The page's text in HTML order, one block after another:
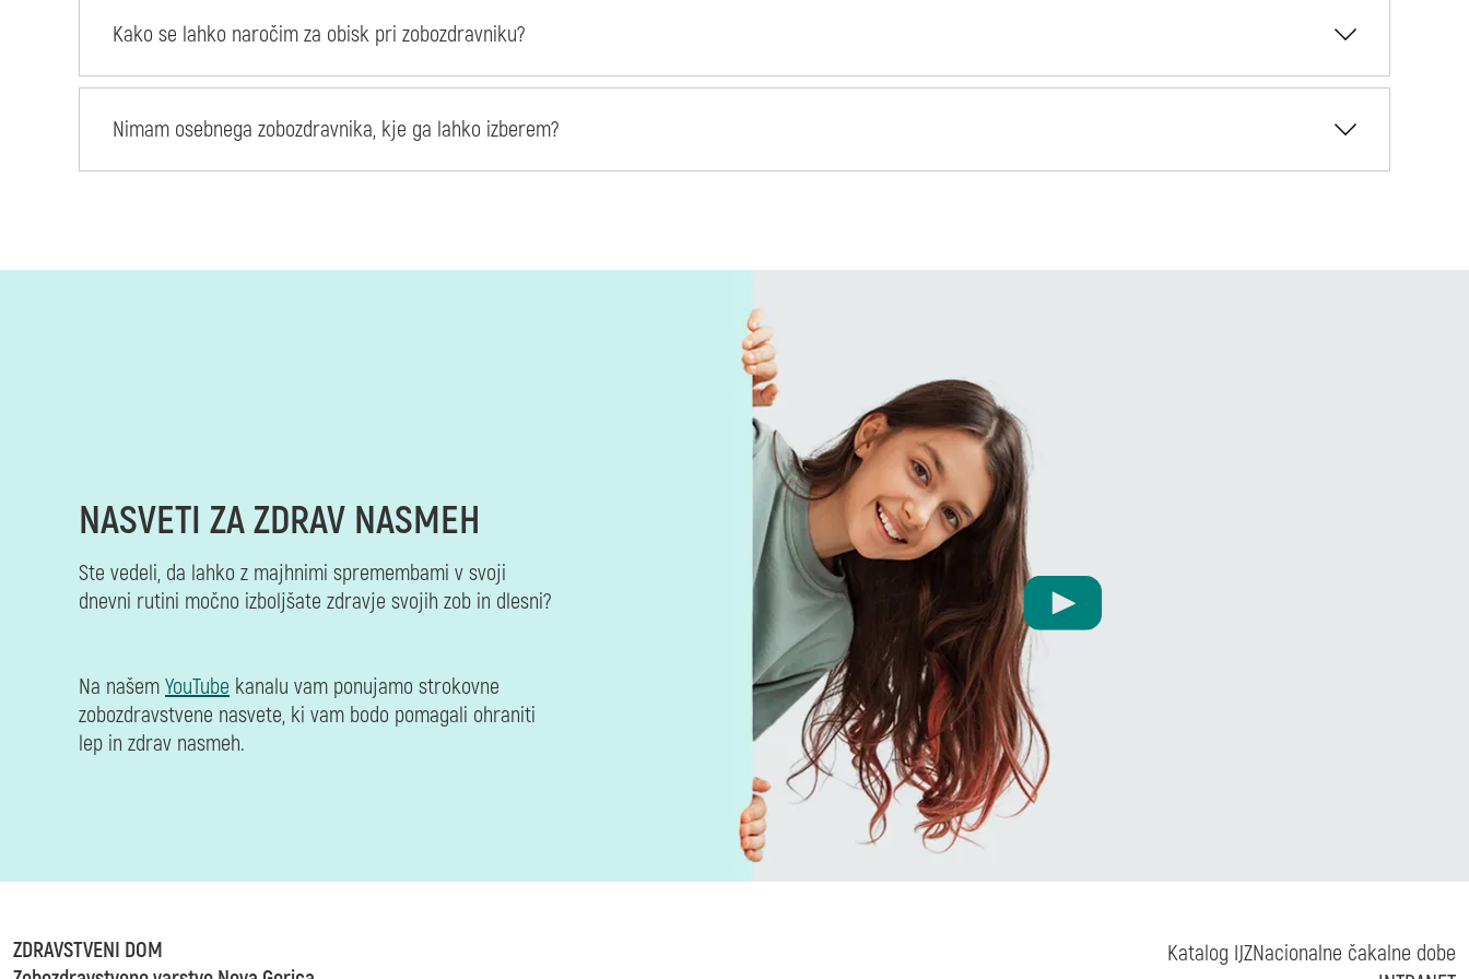
Kako se lahko naročim za obisk pri zobozdravniku?
Nimam osebnega zobozdravnika, kje ga lahko izberem?
NASVETI ZA ZDRAV NASMEH
Ste vedeli, da lahko z majhnimi spremembami v svoji
dnevni rutini močno izboljšate zdravje svojih zob in dlesni?
Na našem YouTube kanalu vam ponujamo strokovne
zobozdravstvene nasvete, ki vam bodo pomagali ohraniti
lep in zdrav nasmeh.
ZDRAVSTVENI DOM
Katalog IJZNacionalne čakalne dobe